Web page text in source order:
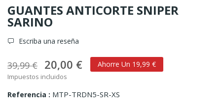
GUANTES ANTICORTE SNIPER
SARINO
Escriba una reseña
39,99 € 20,00 € Ahorre Un 19,99 €
Impuestos incluidos
Referencia MTP-TRDN5-SR-XS